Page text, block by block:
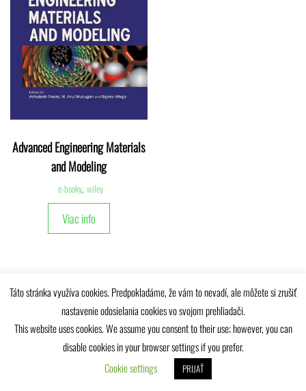
Advanced Engineering Materials
and Modeling
e-booky, wiley
Viac info
Univerzitná knižnica Žilinskej univerzity © 2025
Táto stránka využíva cookies. Predpokladáme, že vám to nevadí, ale môžete si zrušiť
nastavenie odosielania cookies vo svojom prehliadači.
This website uses cookies. We assume you consent to their use; however, you can
disable cookies in your browser settings if you prefer.
Cookie settings
PRIJAŤ